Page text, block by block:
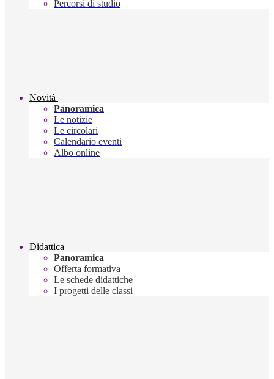
Percorsi di studio
Novità
Panoramica
Le notizie
Le circolari
Calendario eventi
Albo online
Didattica
Panoramica
Offerta formativa
Le schede didattiche
I progetti delle classi